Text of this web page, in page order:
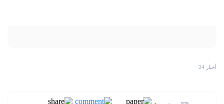
أخبار 24